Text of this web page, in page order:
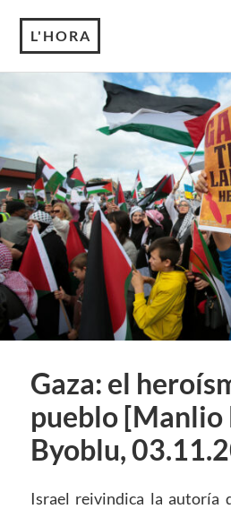
L'HORA
Gaza: el
pueblo [Manlio
Byoblu,
Israel reivindica la autoría